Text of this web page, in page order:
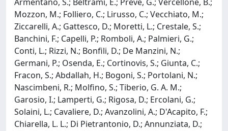
Mozzon, M.; Folliero, C.; Lirusso, C.; Vecchiato, M.;
Ziccarelli, A.; Gattesco, D.; Moretti, L.; Crestale, S.;
Banchini, F.; Capelli, P.; Romboli, A.; Palmieri, G.;
Conti, L.; Rizzi, N.; Bonfili, D.; De Manzini, N.;
Germani, P.; Osenda, E.; Cortinovis, S.; Giunta, C.;
Fracon, S.; Abdallah, H.; Bogoni, S.; Portolani, N.;
Nascimbeni, R.; Molfino, S.; Tiberio, G. A. M.;
Garosio, I.; Lamperti, G.; Rigosa, D.; Ercolani, G.;
Solaini, L.; Cavaliere, D.; Avanzolini, A.; D'Acapito, F.;
Chiarella, L. L.; Di Pietrantonio, D.; Annunziata, D.;